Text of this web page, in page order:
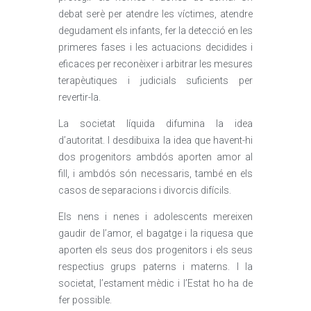
debat serè per atendre les víctimes, atendre
degudament els infants, fer la detecció en les
primeres fases i les actuacions decidides i
eficaces per reconèixer i arbitrar les mesures
terapèutiques i judicials suficients per
revertir-la.
La societat líquida difumina la idea
d’autoritat. I desdibuixa la idea que havent-hi
dos progenitors ambdós aporten amor al
fill, i ambdós són necessaris, també en els
casos de separacions i divorcis difícils.
Els nens i nenes i adolescents mereixen
gaudir de l’amor, el bagatge i la riquesa que
aporten els seus dos progenitors i els seus
respectius grups paterns i materns. I la
societat, l’estament mèdic i l’Estat ho ha de
fer possible.